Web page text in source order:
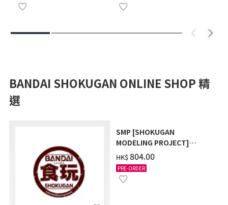
BANDAI SHOKUGAN ONLINE SHOP 精
選
SMP [SHOKUGAN
MODELING PROJECT]
POWER ANIMAL SERIES
EXTRA FULL SET W/O
GUM (WITH BONUS GIFT)
HK$‌804.00
PRE-ORDER